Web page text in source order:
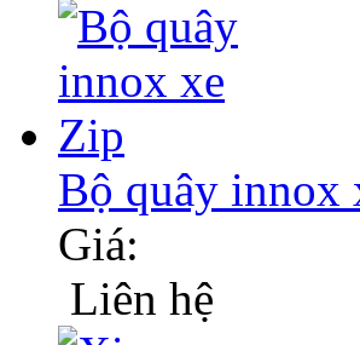
Bộ quây innox
Giá:
Liên hệ